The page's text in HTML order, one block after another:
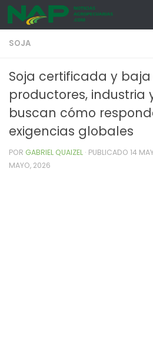
Skip to content
SOJA
Soja certificada y
productores, industria
buscan cómo
exigencias globales
POR GABRIEL QUAIZEL · PUBLICADO 14
MAYO, 2026